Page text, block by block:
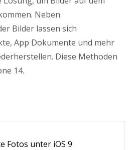
Neben
Bilder lassen sich
App Dokumente und mehr
Diese Methoden
14.
Fotos unter iOS 9